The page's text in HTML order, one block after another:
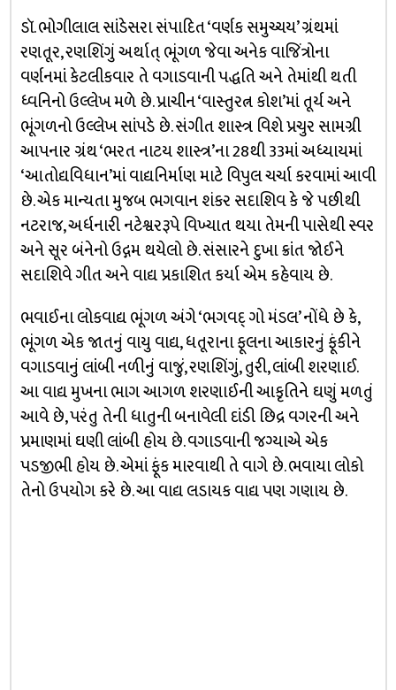
ડૉ. ભોગીલાલ સાંડેસરા સંપાદિત ‘વર્ણક સમુચ્ચય’ ગ્રંથમાં
રણતૂર, રણશિંગું અર્થાત્ ભૂંગળ જેવા અનેક વાજિંત્રોના
વર્ણનમાં કેટલીકવાર તે વગાડવાની પદ્ધતિ અને તેમાંથી થતી
ધ્વનિનો ઉલ્લેખ મળે છે. પ્રાચીન ‘વાસ્તુરત્ન કોશ’માં તૂર્ય અને
ભૂંગળનો ઉલ્લેખ સાંપડે છે. સંગીત શાસ્ત્ર વિશે પ્રચુર સામગ્રી
આપનાર ગ્રંથ ‘ભરત નાટય શાસ્ત્ર’ના 28થી 33માં અધ્યાયમાં
‘આતોદ્યવિધાન’માં વાદ્યનિર્માણ માટે વિપુલ ચર્ચા કરવામાં આવી
છે. એક માન્યતા મુજબ ભગવાન શંકર સદાશિવ કે જે પછીથી
નટરાજ, અર્ધનારી નટેશ્વરરૂપે વિખ્યાત થયા તેમની પાસેથી સ્વર
અને સૂર બંનેનો ઉદ્ગમ થયેલો છે. સંસારને દુખા ક્રાંત જોઈને
સદાશિવે ગીત અને વાદ્ય પ્રકાશિત કર્યા એમ કહેવાય છે.
ભવાઈના લોકવાદ્ય ભૂંગળ અંગે ‘ભગવદ્ ગો મંડલ’ નોંધે છે કે,
ભૂંગળ એક જાતનું વાયુ વાદ્ય, ધતૂરાના ફૂલના આકારનું ફૂંકીને
વગાડવાનું લાંબી નળીનું વાજું, રણશિંગું, તુરી, લાંબી શરણાઈ.
આ વાદ્ય મુખના ભાગ આગળ શરણાઈની આકૃતિને ઘણું મળતું
આવે છે, પરંતુ તેની ધાતુની બનાવેલી દાંડી છિદ્ર વગરની અને
પ્રમાણમાં ઘણી લાંબી હોય છે. વગાડવાની જગ્યાએ એક
પડજીભી હોય છે. એમાં ફૂંક મારવાથી તે વાગે છે. ભવાયા લોકો
તેનો ઉપયોગ કરે છે. આ વાદ્ય લડાયક વાદ્ય પણ ગણાય છે.